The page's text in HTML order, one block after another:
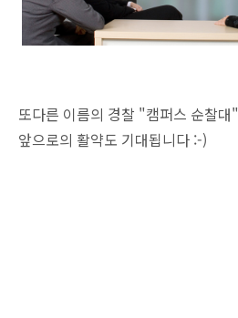
또다른 이름의 경찰 "캠퍼스 순찰대"
앞으로의 활약도 기대됩니다 :-)